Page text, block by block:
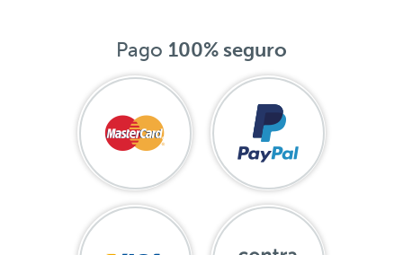
Pago 100% seguro